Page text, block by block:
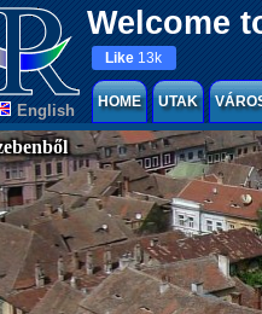
Welcome
English
Like 13k
HOME UTAK